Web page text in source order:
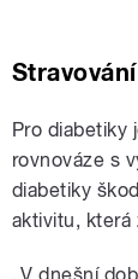
Stravování
Pro diabetiky
rovnováze s
diabetiky
aktivitu, která